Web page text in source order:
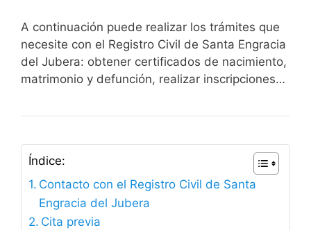
A continuación puede realizar los trámites que
necesite con el Registro Civil de Santa Engracia
del Jubera: obtener certificados de nacimiento,
matrimonio y defunción, realizar inscripciones…
Índice:
Contacto con el Registro Civil de Santa
Engracia del Jubera
Cita previa